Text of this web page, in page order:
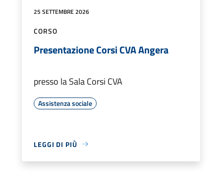
25 SETTEMBRE 2026
CORSO
Presentazione Corsi CVA Angera
presso la Sala Corsi CVA
Assistenza sociale
LEGGI DI PIÙ